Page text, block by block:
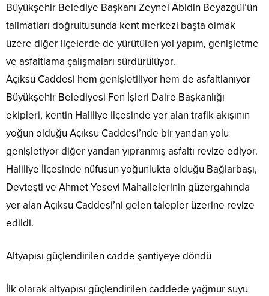
Büyükşehir Belediye Başkanı Zeynel Abidin Beyazgül’ün
talimatları doğrultusunda kent merkezi başta olmak
üzere diğer ilçelerde de yürütülen yol yapım, genişletme
ve asfaltlama çalışmaları sürdürülüyor.
Açıksu Caddesi hem genişletiliyor hem de asfaltlanıyor
Büyükşehir Belediyesi Fen İşleri Daire Başkanlığı
ekipleri, kentin Haliliye ilçesinde yer alan trafik akışının
yoğun olduğu Açıksu Caddesi’nde bir yandan yolu
genişletiyor diğer yandan yıpranmış asfaltı revize ediyor.
Haliliye İlçesinde nüfusun yoğunlukta olduğu Bağlarbaşı,
Devteşti ve Ahmet Yesevi Mahallelerinin güzergahında
yer alan Açıksu Caddesi’ni gelen talepler üzerine revize
edildi.
Altyapısı güçlendirilen cadde şantiyeye döndü
İlk olarak altyapısı güçlendirilen caddede yağmur suyu